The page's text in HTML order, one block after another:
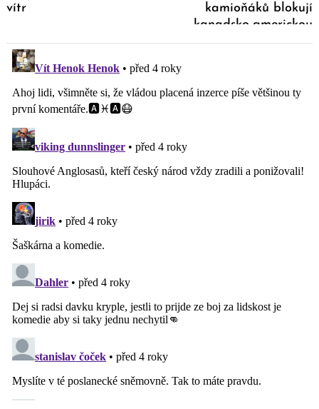
vítr
kamioňáků blokují
kanadsko-americkou
hranici